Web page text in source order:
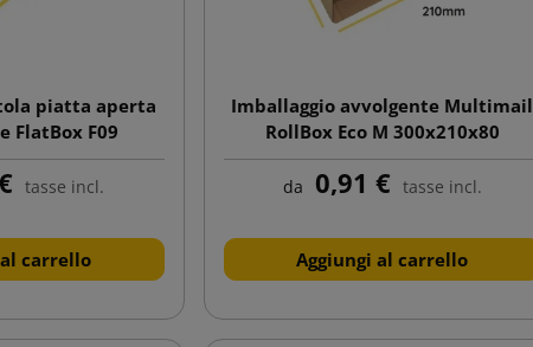
piatta aperta
FlatBox F09
tasse incl.
carrello
Imballaggio avvolgente Multimail
RollBox Eco M 300x210x80
da 0,91 € tasse incl.
Aggiungi al carrello